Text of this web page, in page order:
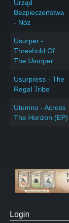
Urząd
Bezpieczeństwa
- Nóż
Usurper -
Threshold Of
The Usurper
Usurpress - The
Regal Tribe
Utumno - Across
The Horizon (EP)
Login